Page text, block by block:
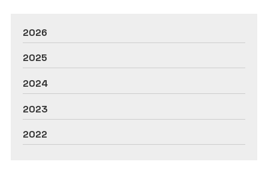
2026
2025
2024
2023
2022